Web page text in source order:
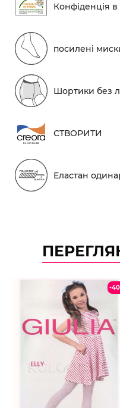
Конфіденція в
посилені
Шортики без
СТВОРИТИ
Еластан
-